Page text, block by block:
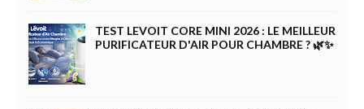
TEST LEVOIT CORE MINI 2026 : LE MEILLEUR
PURIFICATEUR D'AIR POUR CHAMBRE ? 🌿✨